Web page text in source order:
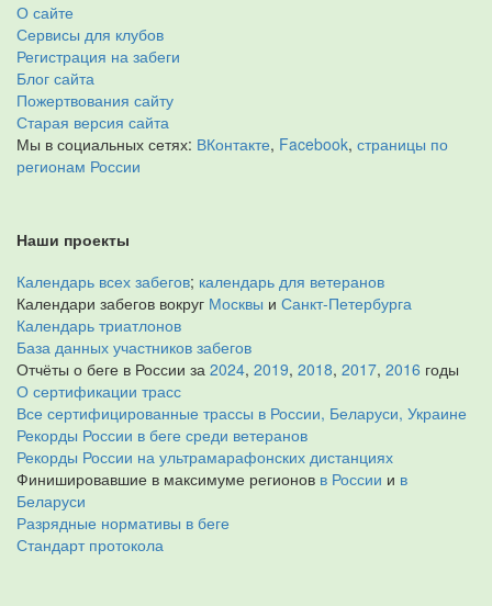
О сайте
Сервисы для клубов
Регистрация на забеги
Блог сайта
Пожертвования сайту
Старая версия сайта
Мы в социальных сетях: ВКонтакте, Facebook, страницы по
регионам России
Наши проекты
Календарь всех забегов; календарь для ветеранов
Календари забегов вокруг Москвы и Санкт-Петербурга
Календарь триатлонов
База данных участников забегов
Отчёты о беге в России за 2024, 2019, 2018, 2017, 2016 годы
О сертификации трасс
Все сертифицированные трассы в России, Беларуси, Украине
Рекорды России в беге среди ветеранов
Рекорды России на ультрамарафонских дистанциях
Финишировавшие в максимуме регионов в России и в
Беларуси
Разрядные нормативы в беге
Стандарт протокола